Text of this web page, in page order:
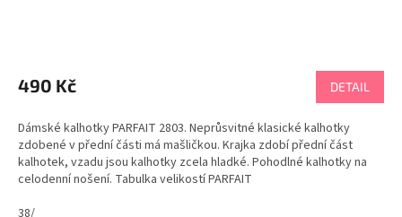
490 Kč DETAIL
Dámské kalhotky PARFAIT 2803. Neprůsvitné klasické kalhotky
zdobené v přední části má mašličkou. Krajka zdobí přední část
kalhotek, vzadu jsou kalhotky zcela hladké. Pohodlné kalhotky na
celodenní nošení. Tabulka velikostí PARFAIT